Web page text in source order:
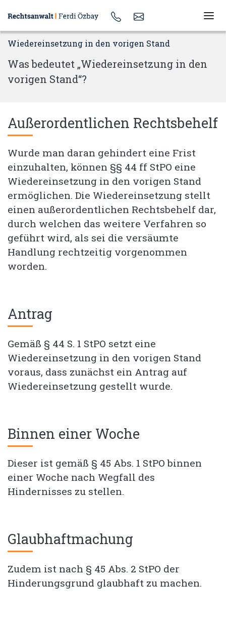
Wiedereinsetzung in den vorigen Stand
Was bedeutet „Wiedereinsetzung in den
vorigen Stand“?
Außerordentlichen Rechtsbehelf
Wurde man daran gehindert eine Frist
einzuhalten, können §§ 44 ff StPO eine
Wiedereinsetzung in den vorigen Stand
ermöglichen. Die Wiedereinsetzung stellt
einen außerordentlichen Rechtsbehelf dar,
durch welchen das weitere Verfahren so
geführt wird, als sei die versäumte
Handlung rechtzeitig vorgenommen
worden.
Antrag
Gemäß § 44 S. 1 StPO setzt eine
Wiedereinsetzung in den vorigen Stand
voraus, dass zunächst ein Antrag auf
Wiedereinsetzung gestellt wurde.
Binnen einer Woche
Dieser ist gemäß § 45 Abs. 1 StPO binnen
einer Woche nach Wegfall des
Hindernisses zu stellen.
Glaubhaftmachung
Zudem ist nach § 45 Abs. 2 StPO der
Hinderungsgrund glaubhaft zu machen.